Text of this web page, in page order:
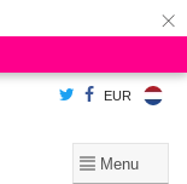
×
EUR
Is dat akkoord?
Ja